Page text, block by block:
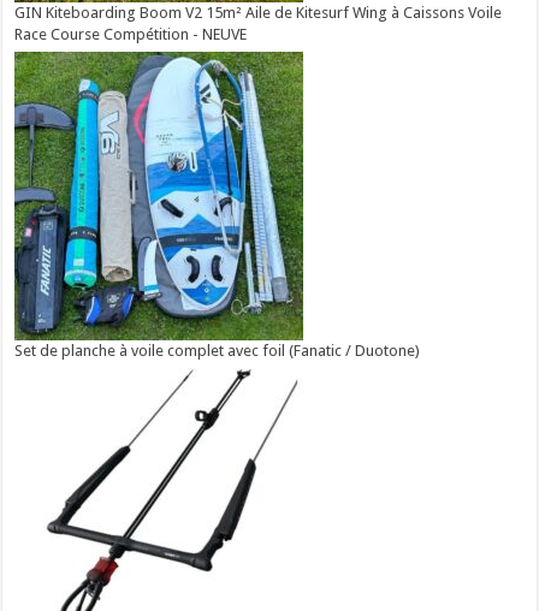
GIN Kiteboarding Boom V2 15m² Aile de Kitesurf Wing à Caissons Voile
Race Course Compétition - NEUVE
Set de planche à voile complet avec foil (Fanatic / Duotone)